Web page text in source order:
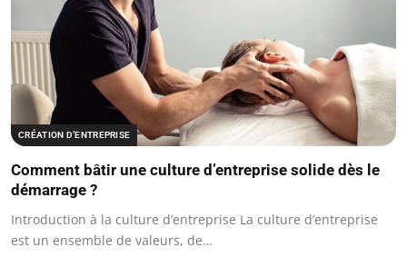
CRÉATION D’ENTREPRISE
Comment bâtir une culture d’entreprise solide dès le
démarrage ?
Introduction à la culture d’entreprise La culture d’entreprise
est un ensemble de valeurs, de…